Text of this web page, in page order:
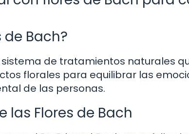
de Bach?
sistema de tratamientos naturales
florales para equilibrar las
de las personas.
las Flores de Bach